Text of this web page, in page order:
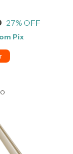
27% OFF
Pix